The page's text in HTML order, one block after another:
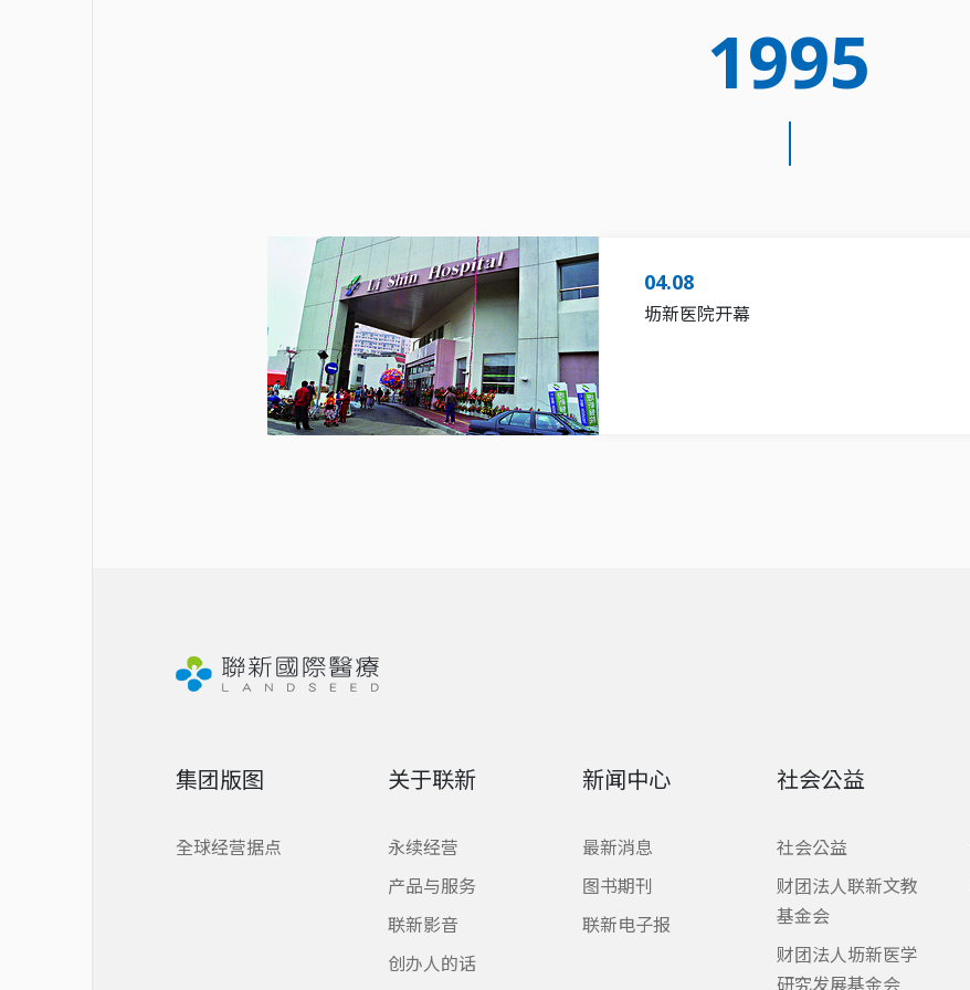
1995
04.08
坜新医院开幕
集团版图
全球经营据点
关于联新
永续经营
产品与服务
联新影音
创办人的话
新闻中心
最新消息
图书期刊
联新电子报
社会公益
社会公益
财团法人联新文教
基金会
财团法人坜新医学
研究发展基金会